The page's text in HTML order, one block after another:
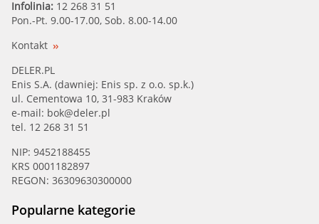
Infolinia: 12 268 31 51
Pon.-Pt. 9.00-17.00, Sob. 8.00-14.00
Kontakt
DELER.PL
Enis S.A. (dawniej: Enis sp. z o.o. sp.k.)
ul. Cementowa 10, 31-983 Kraków
e-mail: bok@deler.pl
tel. 12 268 31 51
NIP: 9452188455
KRS 0001182897
REGON: 36309630300000
Popularne kategorie